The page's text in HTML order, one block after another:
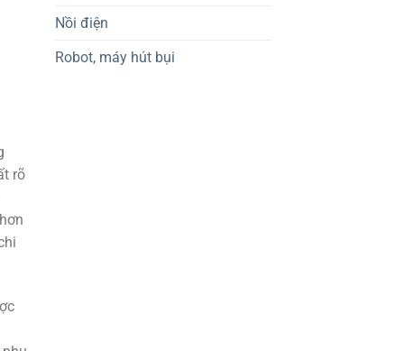
rõ
Nồi điện
Robot, máy hút bụi